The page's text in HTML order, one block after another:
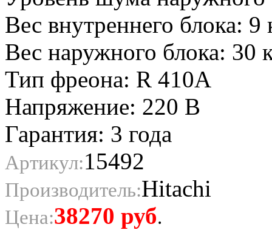
Вес внутреннего блока: 9
Вес наружного блока: 30
Тип фреона: R 410A
Напряжение: 220 В
Гарантия: 3 года
Артикул:15492
Производитель:Hitachi
Цена:38270 руб.